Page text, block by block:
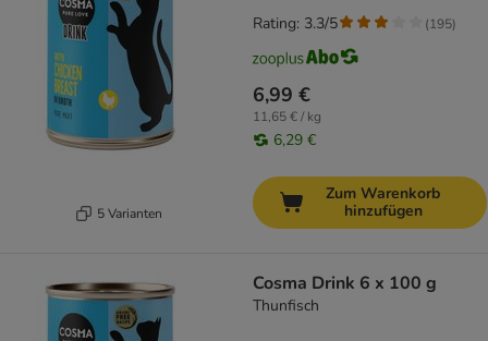
5 Varianten
6,99 €
11,65 € / kg
6,29 €
Rating: 3.3/5 (195)
Zum Warenkorb
hinzufügen
Cosma Drink 6 x 100 g
Thunfisch